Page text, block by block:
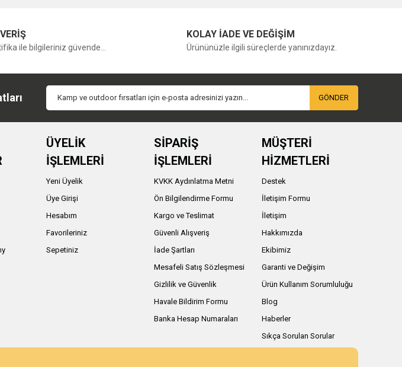
ile bilgileriniz güvende...
KOLAY İADE VE DEĞİŞİM
Ürününüzle ilgili süreçlerde yanınızdayız.
GÖNDER
ÜYELİK
İŞLEMLERİ
Yeni Üyelik
Üye Girişi
Hesabım
Favorileriniz
Sepetiniz
SİPARİŞ
İŞLEMLERİ
KVKK Aydınlatma Metni
Ön Bilgilendirme Formu
Kargo ve Teslimat
Güvenli Alışveriş
İade Şartları
Mesafeli Satış Sözleşmesi
Gizlilik ve Güvenlik
Havale Bildirim Formu
Banka Hesap Numaraları
MÜŞTERİ
HİZMETLERİ
Destek
İletişim Formu
İletişim
Hakkımızda
Ekibimiz
Garanti ve Değişim
Ürün Kullanım Sorumluluğu
Blog
Haberler
Sıkça Sorulan Sorular